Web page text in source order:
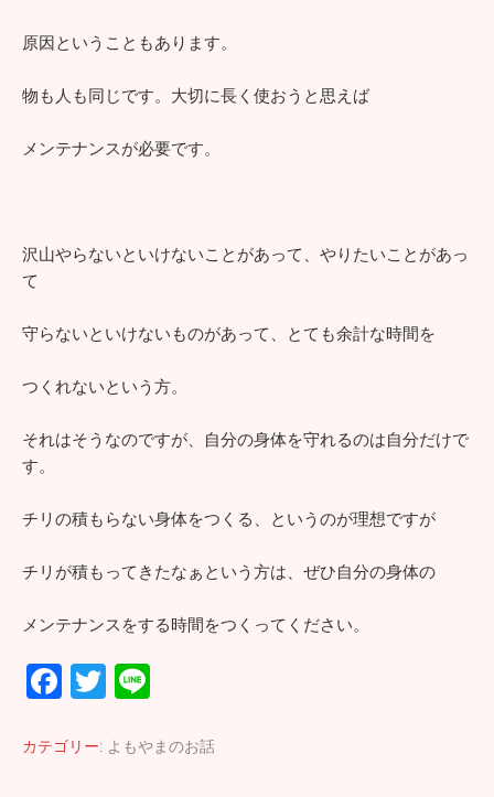
原因ということもあります。
物も人も同じです。大切に長く使おうと思えば
メンテナンスが必要です。
沢山やらないといけないことがあって、やりたいことがあっ
て
守らないといけないものがあって、とても余計な時間を
つくれないという方。
それはそうなのですが、自分の身体を守れるのは自分だけで
す。
チリの積もらない身体をつくる、というのが理想ですが
チリが積もってきたなぁという方は、ぜひ自分の身体の
メンテナンスをする時間をつくってください。
F
e
T
tt e
カテゴリー: よもやまのお話